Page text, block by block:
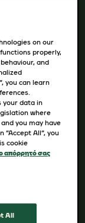
ό,τι
Όποτε
έμπνευση
on our
properly,
and
you can learn
your data in
where
you may have
“Accept All”, you
cookie
απόρρητό σας
All